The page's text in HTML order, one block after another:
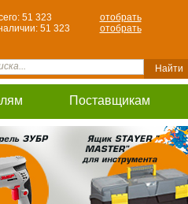
51 323
отобрать
51 323
отобрать
Поставщикам